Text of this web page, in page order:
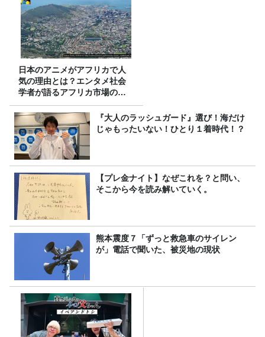
日本のアニメがアフリカで人
気の理由とは？エンタメ社会
学者が語るアフリカ市場のリ
アル
『大人のラッシュガード』選び！海だけ
じゃもったいない！ひとり１着時代！？
【プレ金ナイト】なぜこれを？と問い、
そこから今を読み解いていく。
熊本震度７「ずっと救急車のサイレン
が」電話で聞いた、被災地の現状